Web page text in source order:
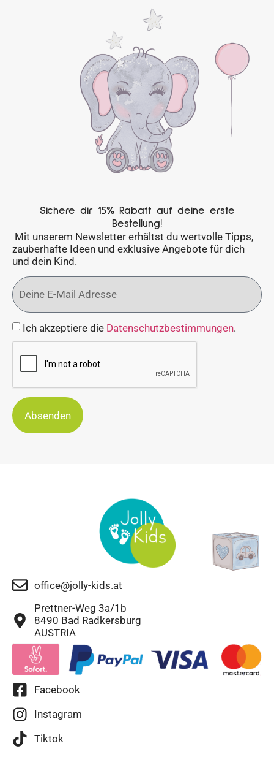
Sichere dir 15% Rabatt auf deine erste
Bestellung!
Mit unserem Newsletter erhältst du wertvolle Tipps,
zauberhafte Ideen und exklusive Angebote für dich
und dein Kind.
Ich akzeptiere die Datenschutzbestimmungen.
Absenden
office@jolly-kids.at
Prettner-Weg 3a/1b
8490 Bad Radkersburg
AUSTRIA
Facebook
Instagram
Tiktok